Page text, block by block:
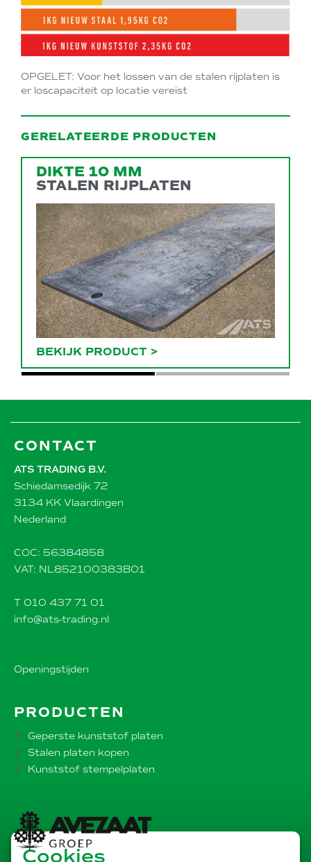
OPGELET: Voor het lossen van de stalen rijplaten is
er loscapaciteit op locatie vereist
GERELATEERDE PRODUCTEN
DIKTE 10 MM
STALEN RIJPLATEN
BEKIJK PRODUCT >
CONTACT
ATS TRADING B.V.
Schiedamsedijk 72
3134 KK Vlaardingen
Nederland
COC: 56384858
VAT: NL852100383B01
T 010 437 71 01
info@ats-trading.nl
Openingstijden
PRODUCTEN
Geperste kunststof platen
Stalen platen kopen
Kunststof stempelplaten
Cookies